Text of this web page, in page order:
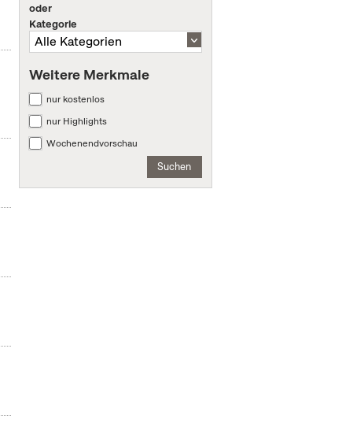
oder
Kategorie
Weitere Merkmale
nur kostenlos
nur Highlights
Wochenendvorschau
Suchen